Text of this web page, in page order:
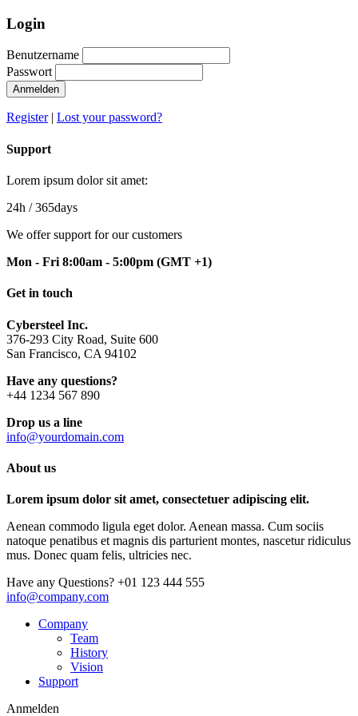
Login
Benutzername
Passwort
Anmelden
Register| Lost your password?
Support
Lorem ipsum dolor sit amet:
24h / 365days
We offer support for our customers
Mon - Fri 8:00am - 5:00pm (GMT +1)
Get in touch
Cybersteel Inc.
376-293 City Road, Suite 600
San Francisco, CA 94102
Have any questions?
+44 1234 567 890
Drop us a line
info@yourdomain.com
About us
Lorem ipsum dolor sit amet, consectetuer adipiscing elit.
Aenean commodo ligula eget dolor. Aenean massa. Cum sociis
natoque penatibus et magnis dis parturient montes, nascetur ridiculus
mus. Donec quam felis, ultricies nec.
Have any Questions? +01 123 444 555
info@company.com
Company
Team
History
Vision
Support
Anmelden